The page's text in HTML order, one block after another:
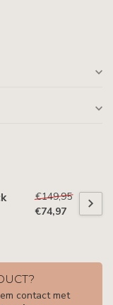
€149,95
€74,97
contact met